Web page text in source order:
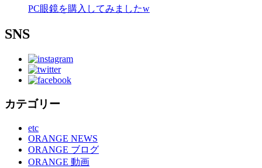
PC眼鏡を購入してみましたw
SNS
カテゴリー
etc
ORANGE NEWS
ORANGE ブログ
ORANGE 動画